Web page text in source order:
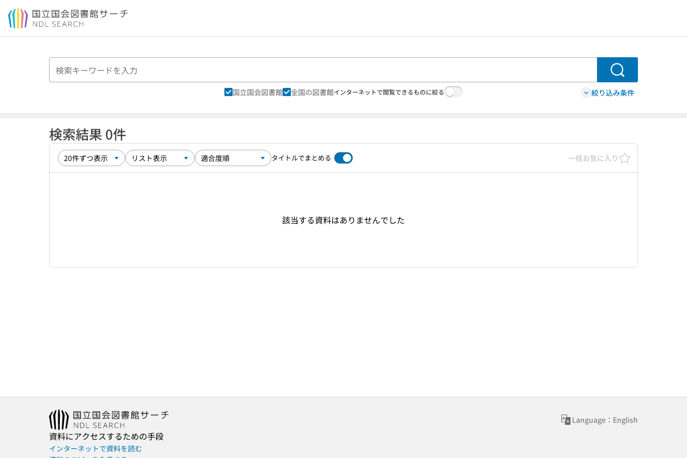
本文へ移動
検索
国立国会図書館 全国の図書館インターネットで閲覧できるものに絞る 絞り込み条件
検索結果 0件
タイトルでまとめる 一括お気に入り
該当する資料はありませんでした
Language：English
資料にアクセスするための手段
インターネットで資料を読む